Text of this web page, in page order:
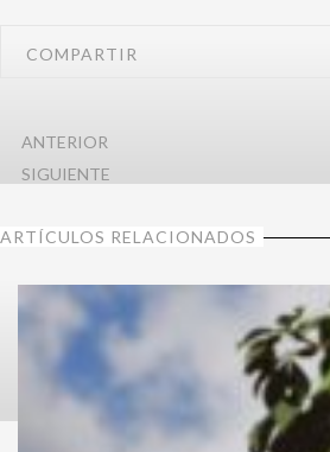
COMPARTIR
ANTERIOR
SIGUIENTE
ARTÍCULOS RELACIONADOS